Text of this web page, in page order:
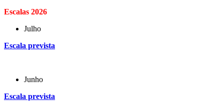
Escalas 2026
Julho
Escala prevista
Junho
Escala prevista